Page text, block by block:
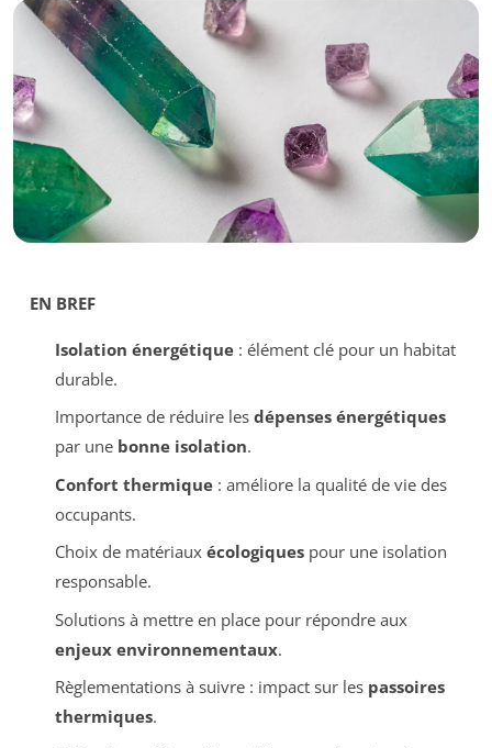
EN BREF
Isolation énergétique: élément clé pour un habitat
durable.
Importance de réduire les dépenses énergétiques
par une bonne isolation.
Confort thermique: améliore la qualité de vie des
occupants.
Choix de matériaux écologiquespour une isolation
responsable.
Solutions à mettre en place pour répondre aux
enjeux environnementaux.
Règlementations à suivre : impact sur les passoires
thermiques.